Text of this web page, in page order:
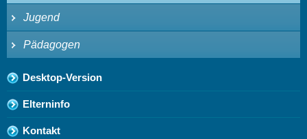
Jugend
Pädagogen
Desktop-Version
Elterninfo
Kontakt